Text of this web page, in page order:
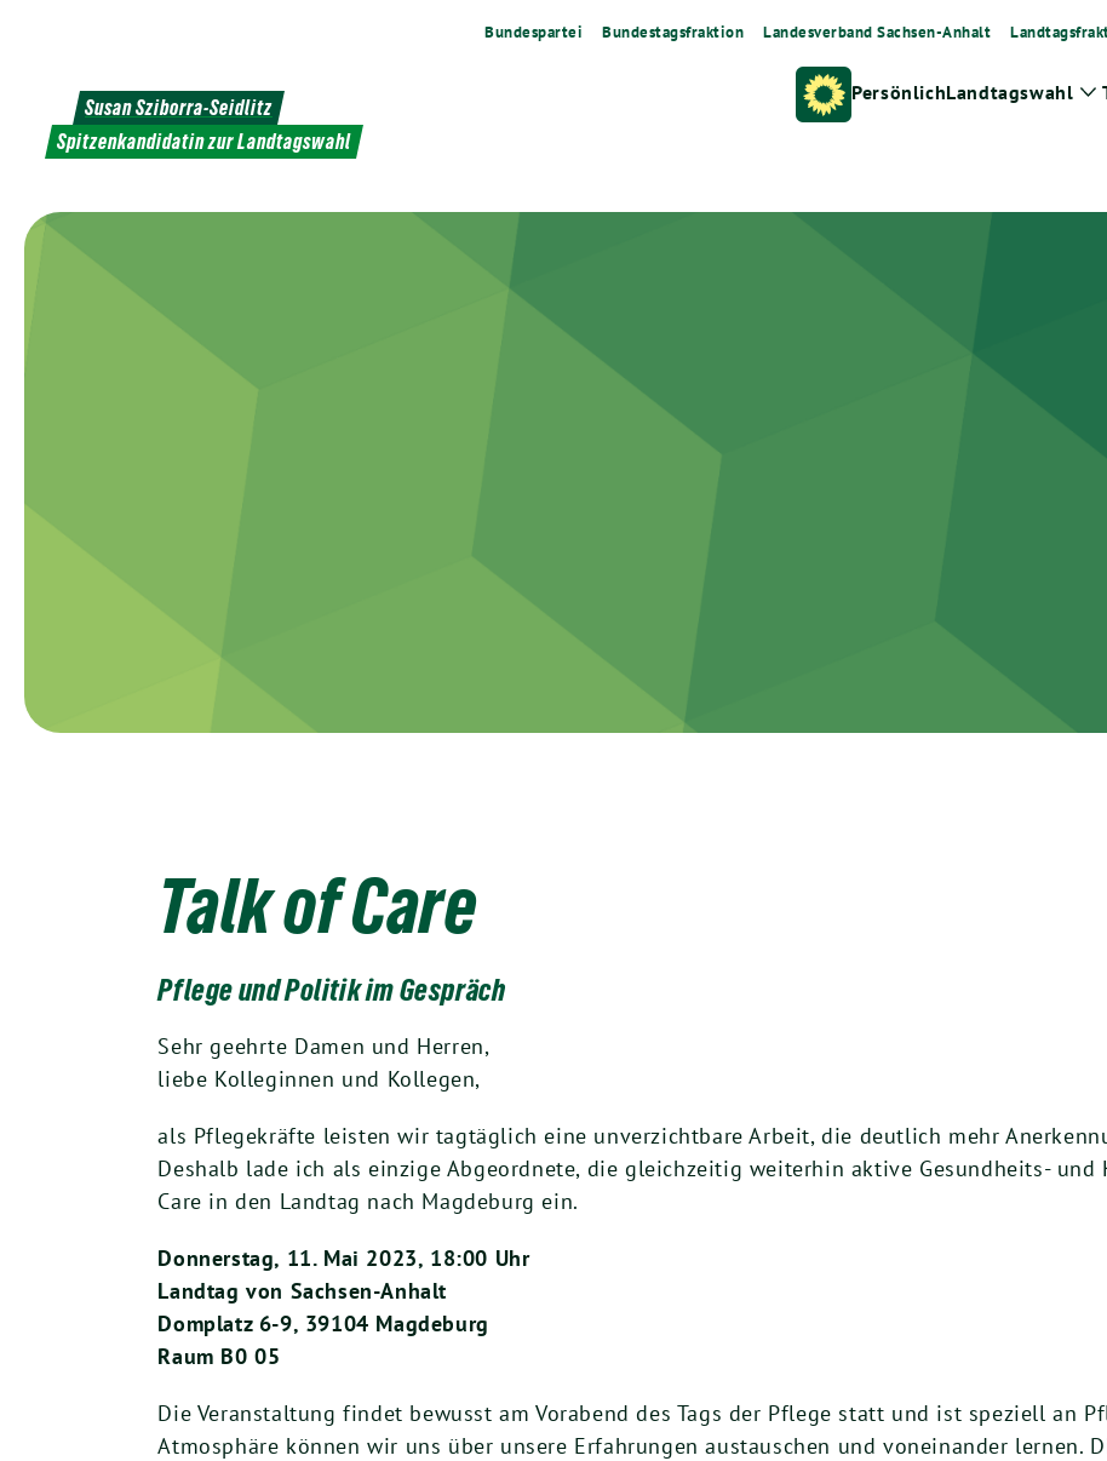
Bundespartei Bundestagsfraktion Landesverband Sachsen-Anhalt
Susan Sziborra-Seidlitz
Spitzenkandidatin zur Landtagswahl
PersönlichLandtagswahl
Talk of Care
Pflege und Politik im Gespräch
Sehr geehrte Damen und Herren,
liebe Kolleginnen und Kollegen,
als Pflegekräfte leisten wir tagtäglich eine unverzichtbare Arbeit, die deutlich mehr
Deshalb lade ich als einzige Abgeordnete, die gleichzeitig weiterhin aktive Gesundheits- und
Care in den Landtag nach Magdeburg ein.
Donnerstag, 11. Mai 2023, 18:00 Uhr
Landtag von Sachsen-Anhalt
Domplatz 6-9, 39104 Magdeburg
Raum B0 05
Die Veranstaltung findet bewusst am Vorabend des Tags der Pflege statt und ist speziell an
Atmosphäre können wir uns über unsere Erfahrungen austauschen und voneinander lernen.